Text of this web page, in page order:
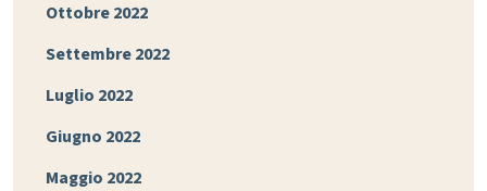
Ottobre 2022
Settembre 2022
Luglio 2022
Giugno 2022
Maggio 2022